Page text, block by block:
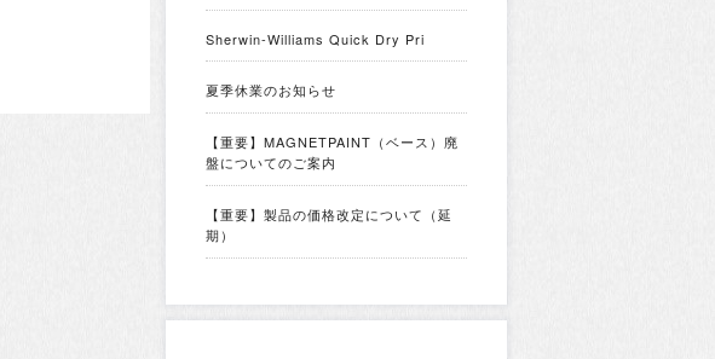
Sherwin-Williams Quick Dry Pri
夏季休業のお知らせ
【重要】MAGNETPAINT（ベース）廃
盤についてのご案内
【重要】製品の価格改定について（延
期）